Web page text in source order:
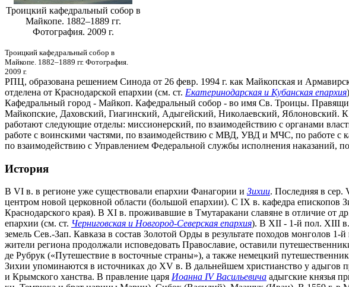
Троицкий кафедральный собор в
Майкопе. 1882–1889 гг.
Фотография. 2009 г.
Троицкий кафедральный собор в
Майкопе. 1882–1889 гг. Фотография.
2009 г.
РПЦ, образована решением Синода от 26 февр. 1994 г. как Майкопская и
отделена от Краснодарской епархии (см. ст. Екатеринодарская и Кубанская епархия
Кафедральный город - Майкоп. Кафедральный собор - во имя Св. Троицы.
Майкопские, Даховский, Гиагинский, Адыгейский, Николаевский, Яблоновский.
работают следующие отделы: миссионерский, по взаимодействию с органами
работе с воинскими частями, по взаимодействию с МВД, УВД и МЧС, по работе с
по взаимодействию с Управлением Федеральной службы исполнения наказаний,
История
В VI в. в регионе уже существовали епархии Фанагории и Зихии. Последняя в
центром новой церковной области (большой епархии). С IX в. кафедра епископов
Краснодарского края). В XI в. проживавшие в Тмутаракани славяне в отличие от
епархии (см. ст. Черниговская и Новгород-Северская епархия). В XII - 1-й пол. XIII в.
земель Сев.-Зап. Кавказа в состав Золотой Орды в результате походов монголов
жители региона продолжали исповедовать Православие, оставили
де Рубрук («Путешествие в восточные страны»), а также немецкий
Зихии упоминаются в источниках до XV в. В дальнейшем христианство у адыгов
и Крымского ханства. В правление царя Иоанна IV Васильевича адыгские князья